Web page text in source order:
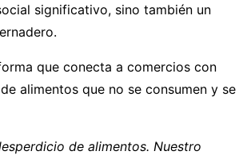
significativo, sino también un
que conecta a comercios con
alimentos que no se consumen y se
de alimentos. Nuestro